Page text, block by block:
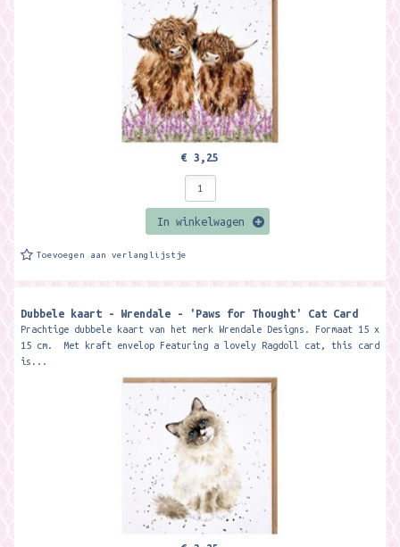
€ 3,25
In winkelwagen
Toevoegen aan verlanglijstje
Dubbele kaart - Wrendale - 'Paws for Thought' Cat Card
Prachtige dubbele kaart van het merk Wrendale Designs. Formaat 15 x
15 cm. Met kraft envelop Featuring a lovely Ragdoll cat, this card
is...